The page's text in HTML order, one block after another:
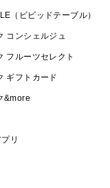
（ビビッドテーブル）
コンシェルジュ
フルーツセレクト
ギフトカード
&more
リ